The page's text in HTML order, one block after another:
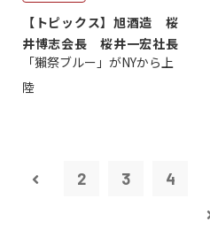
【トピックス】旭酒造 桜
井博志会長 桜井一宏社長
「獺祭ブルー」がNYから上
陸
2 3 4